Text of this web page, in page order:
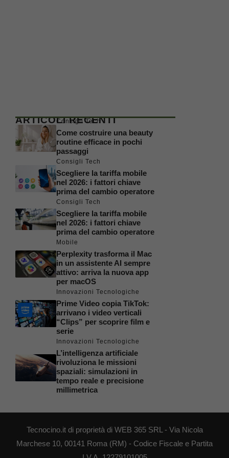
ARTICOLI RECENTI
Consigli Tech
Come costruire una beauty
routine efficace in pochi
passaggi
Consigli Tech
Scegliere la tariffa mobile
nel 2026: i fattori chiave
prima del cambio operatore
Consigli Tech
Scegliere la tariffa mobile
nel 2026: i fattori chiave
prima del cambio operatore
Mobile
Perplexity trasforma il Mac
in un assistente AI sempre
attivo: arriva la nuova app
per macOS
Innovazioni Tecnologiche
Prime Video copia TikTok:
arrivano i video verticali
“Clips” per scoprire film e
serie
Innovazioni Tecnologiche
L’intelligenza artificiale
rivoluziona le missioni
spaziali: simulazioni in
tempo reale e precisione
millimetrica
Tecnocino.it di proprietà di WEB 365 SRL - Via Nicola
Marchese 10, 00141 Roma (RM) - Codice Fiscale e Partita